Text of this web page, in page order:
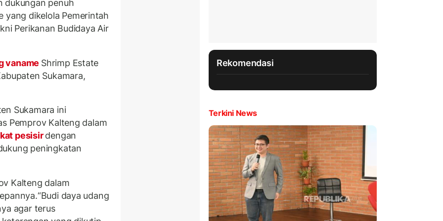
dukungan penuh
yang dikelola Pemerintah
Perikanan Budidaya Air
vaname Shrimp Estate
Sukamara,
Sukamara ini
Pemprov Kalteng dalam
pesisirdengan
peningkatan
Kalteng dalam
daya udang
agar terus
Rekomendasi
Terkini News